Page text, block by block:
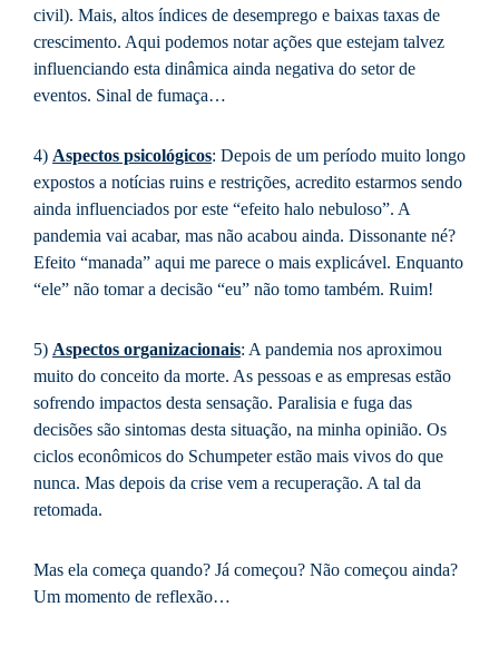
civil). Mais, altos índices de desemprego e baixas taxas de
crescimento. Aqui podemos notar ações que estejam talvez
influenciando esta dinâmica ainda negativa do setor de
eventos. Sinal de fumaça…
4) Aspectos psicológicos: Depois de um período muito longo
expostos a notícias ruins e restrições, acredito estarmos sendo
ainda influenciados por este “efeito halo nebuloso”. A
pandemia vai acabar, mas não acabou ainda. Dissonante né?
Efeito “manada” aqui me parece o mais explicável. Enquanto
“ele” não tomar a decisão “eu” não tomo também. Ruim!
5) Aspectos organizacionais: A pandemia nos aproximou
muito do conceito da morte. As pessoas e as empresas estão
sofrendo impactos desta sensação. Paralisia e fuga das
decisões são sintomas desta situação, na minha opinião. Os
ciclos econômicos do Schumpeter estão mais vivos do que
nunca. Mas depois da crise vem a recuperação. A tal da
retomada.
Mas ela começa quando? Já começou? Não começou ainda?
Um momento de reflexão…